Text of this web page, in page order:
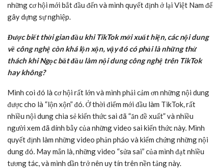
những cơ hội mới bắt đầu đến và mình quyết định ở lại Việt Nam để
gây dựng sự nghiệp.
Được biết thời gian đầu khi TikTok mới xuất hiện, các nội dung
về công nghệ còn khá lộn xộn, vậy đó có phải là những thử
thách khi Ngọc bắt đầu làm nội dung công nghệ trên TikTok
hay không?
Mình coi đó là cơ hội rất lớn và mình phải cảm ơn những nội dung
được cho là “lộn xộn” đó. Ở thời điểm mới đầu làm TikTok, rất
nhiều nội dung chia sẻ kiến thức sai đã “ăn đề xuất” và nhiều
người xem đã dính bẫy của những video sai kiến thức này. Mình
quyết định làm những video phản pháo và kiểm chứng những nội
dung đó. May mắn là, những video “sửa sai” của mình đạt nhiều
tương tác, và mình dần trở nên uy tín trên nền tảng này.